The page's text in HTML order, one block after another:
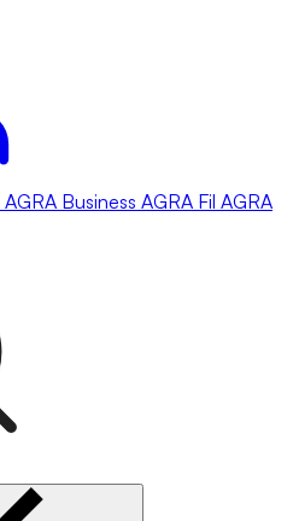
AGRA Business AGRA Fil AGRA